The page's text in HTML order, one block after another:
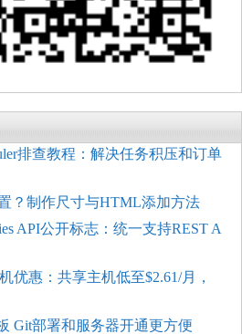
排查教程：解决任务积压和订单
？制作尺寸与HTML添加方法
API公开标志：统一支持REST A
优惠：共享主机低至$2.61/月，
Git部署和服务器开通更方便